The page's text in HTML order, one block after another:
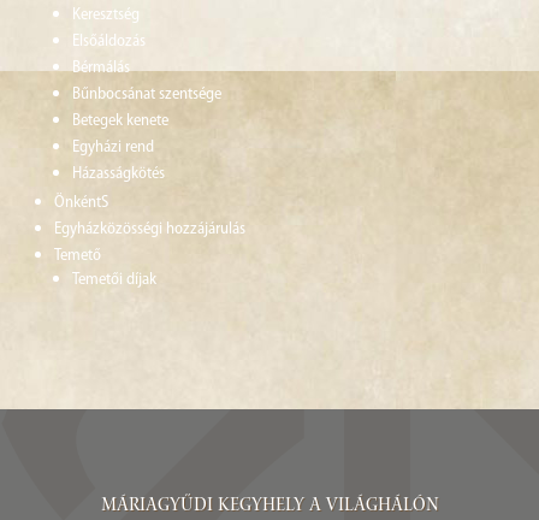
Keresztség
Elsőáldozás
Bérmálás
Bűnbocsánat szentsége
Betegek kenete
Egyházi rend
Házasságkötés
ÖnkéntS
Egyházközösségi hozzájárulás
Temető
Temetői díjak
Máriagyűdi Kegyhely a világhálón